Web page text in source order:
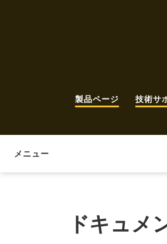
製品ページ 技術サ
メニュー
ドキュメント
ドキュメ